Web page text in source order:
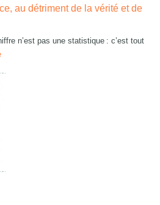
au détriment de la vérité et de
n’est pas une statistique : c’est tout